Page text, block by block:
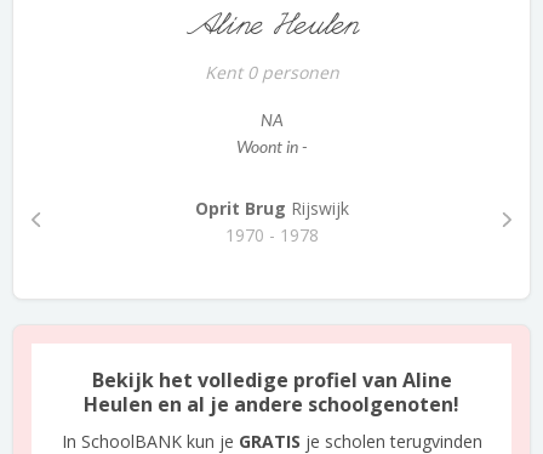
Aline Heulen
Kent 0 personen
NA
Woont in -
Oprit Brug Rijswijk
1970 - 1978
Bekijk het volledige profiel van Aline
Heulen en al je andere schoolgenoten!
In SchoolBANK kun je GRATIS je scholen terugvinden